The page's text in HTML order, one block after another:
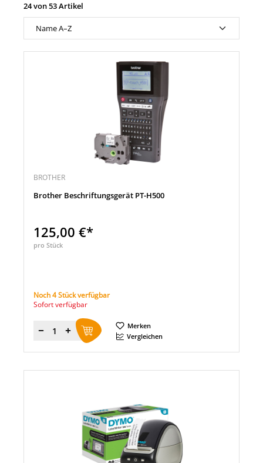
24 von 53 Artikel
BROTHER
Brother Beschriftungsgerät PT-H500
125,00 €*
pro Stück
Noch 4 Stück verfügbar
Sofort verfügbar
Menge
Merken
Vergleichen